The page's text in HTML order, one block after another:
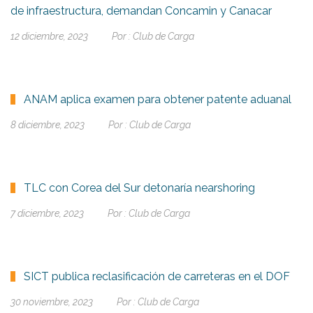
de infraestructura, demandan Concamin y Canacar
12 diciembre, 2023 Por : Club de Carga
ANAM aplica examen para obtener patente aduanal
8 diciembre, 2023 Por : Club de Carga
TLC con Corea del Sur detonaría nearshoring
7 diciembre, 2023 Por : Club de Carga
SICT publica reclasificación de carreteras en el DOF
30 noviembre, 2023 Por : Club de Carga